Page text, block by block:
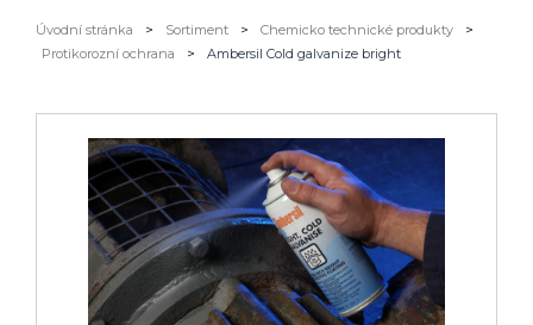
Úvodní stránka > Sortiment > Chemicko technické produkty
>
Protikorozní ochrana
> Ambersil Cold galvanize bright